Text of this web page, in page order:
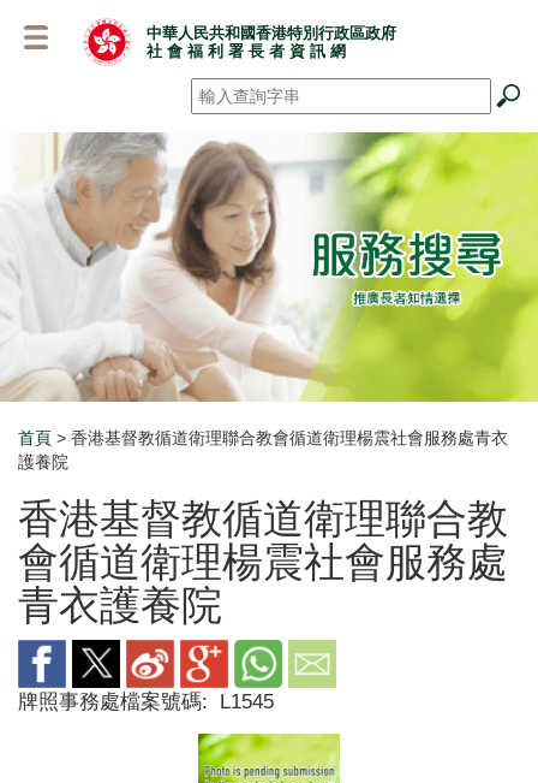
中華人民共和國香港特別行政區政府
社 會 福 利 署 長 者 資 訊 網
搜尋 *
Breadcrumb
首頁 > 香港基督教循道衛理聯合教會循道衛理楊震社會服務處青衣
護養院
香港基督教循道衛理聯合教
會循道衛理楊震社會服務處
青衣護養院
牌照事務處檔案號碼: L1545